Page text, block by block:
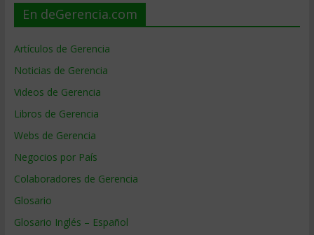
En deGerencia.com
Artículos de Gerencia
Noticias de Gerencia
Videos de Gerencia
Libros de Gerencia
Webs de Gerencia
Negocios por País
Colaboradores de Gerencia
Glosario
Glosario Inglés – Español